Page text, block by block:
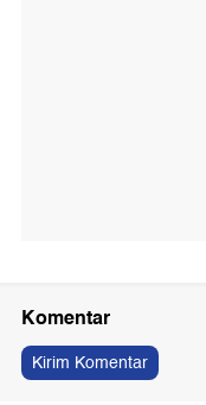
Komentar
Kirim Komentar